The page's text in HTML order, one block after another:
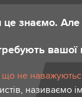
це знаємо.
вашої
не
називаємо